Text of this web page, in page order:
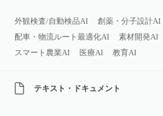
外観検査/自動検品AI
創薬・分子設計AI
配車・物流ルート最適化AI
素材開発AI
スマート農業AI
医療AI 教育AI
テキスト・ドキュメント